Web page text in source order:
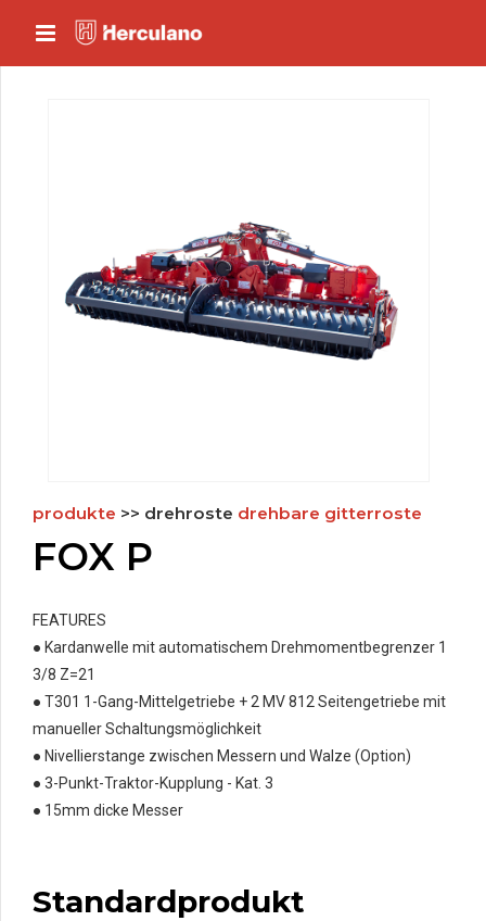
produkte >> drehroste drehbare gitterroste
FOX P
FEATURES
● Kardanwelle mit automatischem Drehmomentbegrenzer 1
3/8 Z=21
● T301 1-Gang-Mittelgetriebe + 2 MV 812 Seitengetriebe mit
manueller Schaltungsmöglichkeit
● Nivellierstange zwischen Messern und Walze (Option)
● 3-Punkt-Traktor-Kupplung - Kat. 3
● 15mm dicke Messer
Standardprodukt